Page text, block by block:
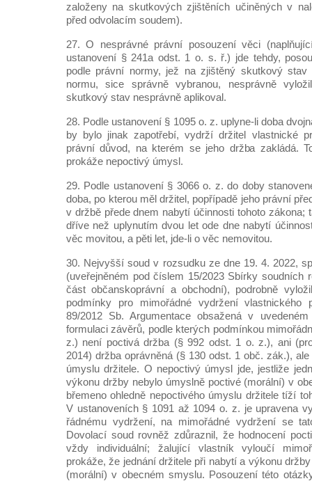
založeny na skutkových zjištěních učiněných v
před odvolacím soudem).
27. O nesprávné právní posouzení věci
ustanovení § 241a odst. 1 o. s. ř.) jde tehdy,
podle právní normy, jež na zjištěný skutkový stav
normu, sice správně vybranou, nesprávně
skutkový stav nesprávně aplikoval.
28. Podle ustanovení § 1095 o. z. uplyne-li doba
by bylo jinak zapotřebí, vydrží držitel vlastnické
právní důvod, na kterém se jeho držba zakládá.
prokáže nepoctivý úmysl.
29. Podle ustanovení § 3066 o. z. do doby
doba, po kterou měl držitel, popřípadě jeho právní
v držbě přede dnem nabytí účinnosti tohoto zákona;
dříve než uplynutím dvou let ode dne nabytí
věc movitou, a pěti let, jde-li o věc nemovitou.
30. Nejvyšší soud v rozsudku ze dne 19. 4. 2022,
(uveřejněném pod číslem 15/2023 Sbírky soudních
část občanskoprávní a obchodní), podrobně
podmínky pro mimořádné vydržení vlastnického
89/2012 Sb. Argumentace obsažená v
formulaci závěrů, podle kterých podmínkou
z.) není poctivá držba (§ 992 odst. 1 o. z.), ani
2014) držba oprávněná (§ 130 odst. 1 obč. zák.),
úmyslu držitele. O nepoctivý úmysl jde, jestliže
výkonu držby nebylo úmyslně poctivé (morální) v
břemeno ohledně nepoctivého úmyslu držitele tíží
V ustanoveních § 1091 až 1094 o. z. je upravena
řádnému vydržení, na mimořádné vydržení se
Dovolací soud rovněž zdůraznil, že hodnocení
vždy individuální; žalující vlastník vyloučí
prokáže, že jednání držitele při nabytí a výkonu
(morální) v obecném smyslu. Posouzení této